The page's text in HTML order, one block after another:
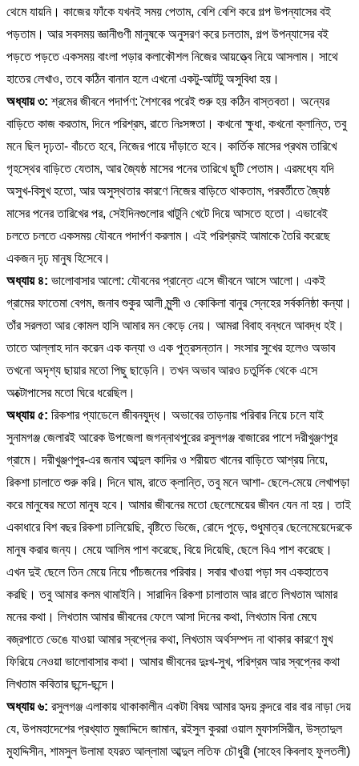
থেমে যায়নি। কাজের ফাঁকে যখনই সময় পেতাম, বেশি বেশি করে গল্প উপন্যাসের বই
পড়তাম। আর সবসময় জ্ঞানীগুণী মানুষকে অনুসরণ করে চলতাম, গল্প উপন্যাসের বই
পড়তে পড়তে একসময় বাংলা পড়ার কলাকৌশল নিজের আয়ত্ত্বে নিয়ে আসলাম। সাথে
হাতের লেখাও, তবে কঠিন বানান হলে এখনো একটু-আটটু অসুবিধা হয়।
অধ্যায় ৩: শ্রমের জীবনে পদার্পণ: শৈশবের পরেই শুরু হয় কঠিন বাস্তবতা। অন্যের
বাড়িতে কাজ করতাম, দিনে পরিশ্রম, রাতে নিঃসঙ্গতা। কখনো ক্ষুধা, কখনো ক্লান্তি, তবু
মনে ছিল দৃঢ়তা- বাঁচতে হবে, নিজের পায়ে দাঁড়াতে হবে। কার্তিক মাসের প্রথম তারিখে
গৃহস্থের বাড়িতে যেতাম, আর জ্যৈষ্ঠ মাসের পনের তারিখে ছুটি পেতাম। এরমধ্যে যদি
অসুখ-বিসুখ হতো, আর অসুস্থতার কারণে নিজের বাড়িতে থাকতাম, পরবর্তীতে জ্যৈষ্ঠ
মাসের পনের তারিখের পর, সেইদিনগুলোর খাটুনি খেটে দিয়ে আসতে হতো। এভাবেই
চলতে চলতে একসময় যৌবনে পদার্পণ করলাম। এই পরিশ্রমই আমাকে তৈরি করেছে
একজন দৃঢ় মানুষ হিসেবে।
অধ্যায় ৪: ভালোবাসার আলো: যৌবনের প্রান্তে এসে জীবনে আসে আলো। একই
গ্রামের ফাতেমা বেগম, জনাব শুকুর আলী মুন্সী ও কোকিলা বানুর স্নেহের সর্বকনিষ্ঠা কন্যা।
তাঁর সরলতা আর কোমল হাসি আমার মন কেড়ে নেয়। আমরা বিবাহ বন্ধনে আবদ্ধ হই।
তাতে আল্লাহ দান করেন এক কন্যা ও এক পুত্রসন্তান। সংসার সুখের হলেও অভাব
তখনো অদৃশ্য ছায়ার মতো পিছু ছাড়েনি। তখন অভাব আরও চতুর্দিক থেকে এসে
অক্টোপাসের মতো ঘিরে ধরেছিল।
অধ্যায় ৫: রিকশার প্যাডেলে জীবনযুদ্ধ। অভাবের তাড়নায় পরিবার নিয়ে চলে যাই
সুনামগঞ্জ জেলারই আরেক উপজেলা জগন্নাথপুরের রসুলগঞ্জ বাজারের পাশে দরীখুঞ্জণপুর
গ্রামে। দরীখুঞ্জণপুর-এর জনাব আব্দুল কাদির ও শরীয়ত খানের বাড়িতে আশ্রয় নিয়ে,
রিকশা চালাতে শুরু করি। দিনে ঘাম, রাতে ক্লান্তি, তবু মনে আশা- ছেলে-মেয়ে লেখাপড়া
করে মানুষের মতো মানুষ হবে। আমার জীবনের মতো ছেলেমেয়ের জীবন যেন না হয়। তাই
একাধারে বিশ বছর রিকশা চালিয়েছি, বৃষ্টিতে ভিজে, রোদে পুড়ে, শুধুমাত্র ছেলেমেয়েদেরকে
মানুষ করার জন্য। মেয়ে আলিম পাশ করেছে, বিয়ে দিয়েছি, ছেলে বিএ পাশ করেছে।
এখন দুই ছেলে তিন মেয়ে নিয়ে পাঁচজনের পরিবার। সবার খাওয়া পড়া সব একহাতেব
করছি। তবু আমার কলম থামাইনি। সারাদিন রিকশা চালাতাম আর রাতে লিখতাম আমার
মনের কথা। লিখতাম আমার জীবনের ফেলে আসা দিনের কথা, লিখতাম বিনা মেঘে
বজ্রপাতে ভেঙে যাওয়া আমার স্বপ্নের কথা, লিখতাম অর্থসম্পদ না থাকার কারণে মুখ
ফিরিয়ে নেওয়া ভালোবাসার কথা। আমার জীবনের দুঃখ-সুখ, পরিশ্রম আর স্বপ্নের কথা
লিখতাম কবিতার ছন্দে-ছন্দে।
অধ্যায় ৬: রসুলগঞ্জ এলাকায় থাকাকালীন একটা বিষয় আমার হৃদয় কন্দরে বার বার নাড়া দেয়
যে, উপমহাদেশের প্রখ্যাত মুজাদ্দিদে জামান, রইসুল কুররা ওয়াল মুফাসসিরীন, উস্তাদুল
মুহাদ্দিসীন, শামসুল উলামা হযরত আল্লামা আব্দুল লতিফ চৌধুরী (সাহেব কিবলাহ ফুলতলী)